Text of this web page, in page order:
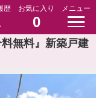
歴 お気に入り
0
メニュー
無料』新築戸建